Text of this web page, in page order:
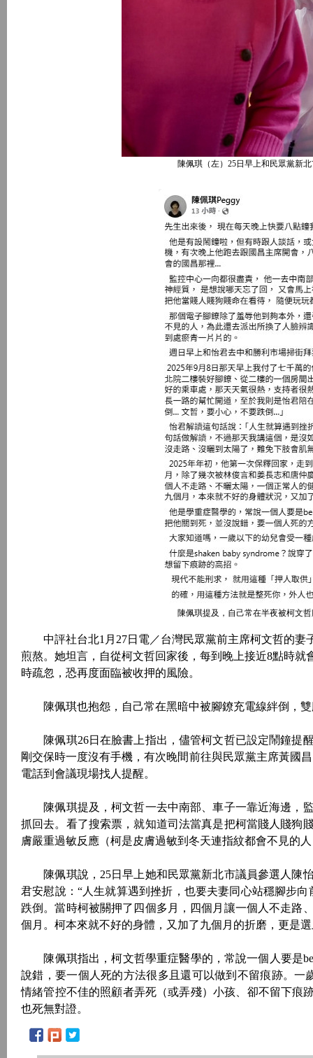
陳佩琪（左）25日早上和民眾黨新
陳佩琪提及，自己常在半夜被柯文
中評社台北1月27日電／台灣民眾黨前主席柯文哲的妻
煎熬。她坦言，自從柯文哲回家後，每到晚上接近8點時
時疏忽，恐再度面臨被收押的風險。
陳佩琪也抱怨，自己常在黑暗中被腳鐐充電線絆倒，雙
陳佩琪26日在臉書上指出，儘管柯文哲已設定鬧鐘提
剛交保時一度沒有手機，有次晚間前往與民眾黨主席黃國
電話到會議現場找人提醒。
陳佩琪提及，柯文哲一去中南部、車子一靠近海邊，
抓回去。看了搜索票，就知道司法當真是把柯當賤人賤狗
膚嚴重過敏反應（柯是皮膚過敏到冬天連指紋都會不見的
陳佩琪說，25日早上她和民眾黨新北市議員參選人陳
君安慰說：“人生就算遇到挫折，也要夫妻同心站穩腳步
跌倒。當時柯被關押了四個多月，四個月讓一個人不走路
個月。柯本來就不好的身體，又加了九個月的折磨，更是
陳佩琪指出，柯文哲學重症醫學的，常說一個人要是
說錯，要一個人死的方法很多且還可以做到不留痕跡。
情緒管控不佳的照顧者弄死（或弄殘）小孩、卻不留下痕
也死無對證。